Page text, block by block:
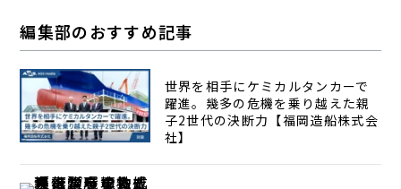
編集部のおすすめ記事
世界を相手にケミカルタンカーで
躍進。幾多の危機を乗り越えた親
子2世代の決断力【福岡造船株式会
社】